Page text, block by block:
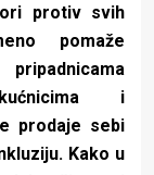
protiv svih
pomaže
i
prodaje sebi
Kako u